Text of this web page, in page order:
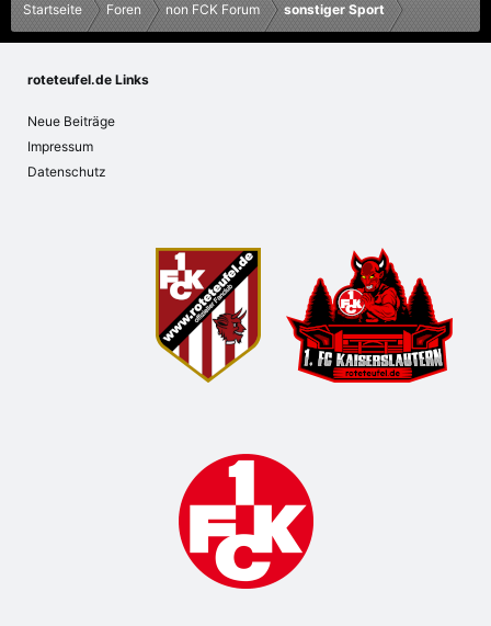
Startseite Foren non FCK Forum sonstiger Sport
roteteufel.de Links
Neue Beiträge
Impressum
Datenschutz